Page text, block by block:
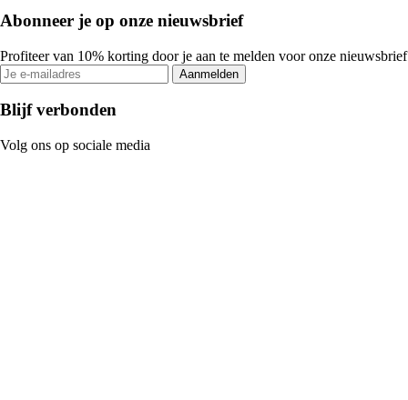
Abonneer je op onze nieuwsbrief
Profiteer van 10% korting door je aan te melden voor onze nieuwsbrief
Aanmelden
Blijf verbonden
Volg ons op sociale media